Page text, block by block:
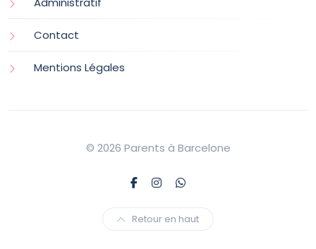
Contact
Mentions Légales
© 2026 Parents à Barcelone
Retour en haut